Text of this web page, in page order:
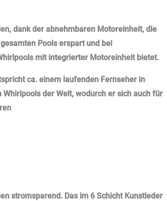
dank der abnehmbaren Motoreinheit, die
Pools erspart und bei
mit integrierter Motoreinheit bietet.
ca. einem laufenden Fernseher in
der Welt, wodurch er sich auch für
stromsparend. Das im 6 Schicht Kunstleder